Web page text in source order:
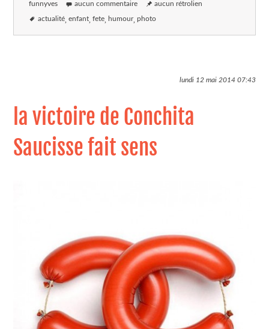
funnyves aucun commentaire aucun rétrolien
actualité enfant fete humour photo
lundi 12 mai 201407:43
la victoire de Conchita
Saucisse fait sens